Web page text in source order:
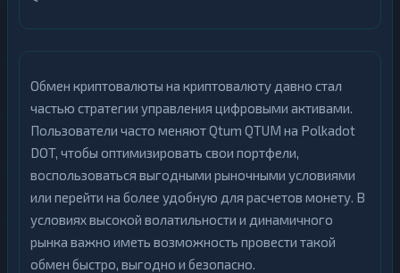
Обмен криптовалюты на криптовалюту давно стал
частью стратегии управления цифровыми активами.
Пользователи часто меняют Qtum QTUM на Polkadot
DOT, чтобы оптимизировать свои портфели,
воспользоваться выгодными рыночными условиями
или перейти на более удобную для расчетов монету. В
условиях высокой волатильности и динамичного
рынка важно иметь возможность провести такой
обмен быстро, выгодно и безопасно.